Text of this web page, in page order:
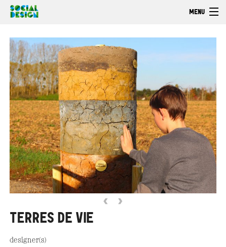
Skip to main content
MENU
EXPLORE
ACT
Browse
‹ ›
TERRES DE VIE
designer(s)